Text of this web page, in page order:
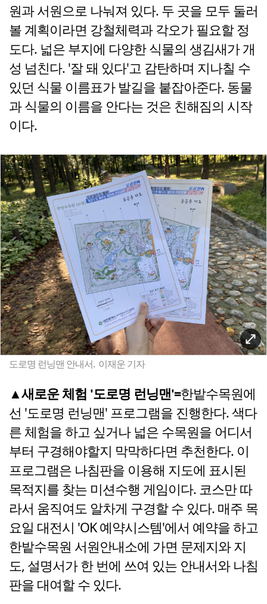
원과 서원으로 나눠져 있다. 두 곳을 모두 둘러
볼 계획이라면 강철체력과 각오가 필요할 정
도다. 넓은 부지에 다양한 식물의 생김새가 개
성 넘친다. '잘 돼 있다'고 감탄하며 지나칠 수
있던 식물 이름표가 발길을 붙잡아준다. 동물
과 식물의 이름을 안다는 것은 친해짐의 시작
이다.
도로명 런닝맨 안내서. 이재운 기자
▲새로운 체험 '도로명 런닝맨'=한밭수목원에
선 '도로명 런닝맨' 프로그램을 진행한다. 색다
른 체험을 하고 싶거나 넓은 수목원을 어디서
부터 구경해야할지 막막하다면 추천한다. 이
프로그램은 나침판을 이용해 지도에 표시된
목적지를 찾는 미션수행 게임이다. 코스만 따
라서 움직여도 알차게 구경할 수 있다. 매주 목
요일 대전시 'OK 예약시스템'에서 예약을 하고
한밭수목원 서원안내소에 가면 문제지와 지
도, 설명서가 한 번에 쓰여 있는 안내서와 나침
판을 대여할 수 있다.